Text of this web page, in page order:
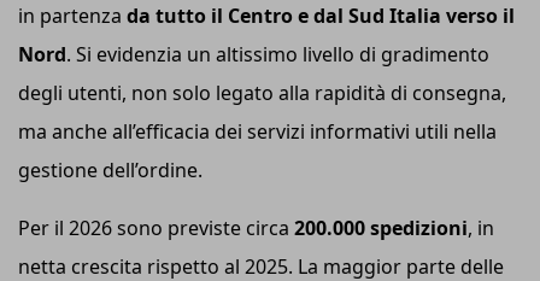
in partenza da tutto il Centro e dal Sud Italia verso il
Nord. Si evidenzia un altissimo livello di gradimento
degli utenti, non solo legato alla rapidità di consegna,
ma anche all’efficacia dei servizi informativi utili nella
gestione dell’ordine.
Per il 2026 sono previste circa 200.000 spedizioni, in
netta crescita rispetto al 2025. La maggior parte delle